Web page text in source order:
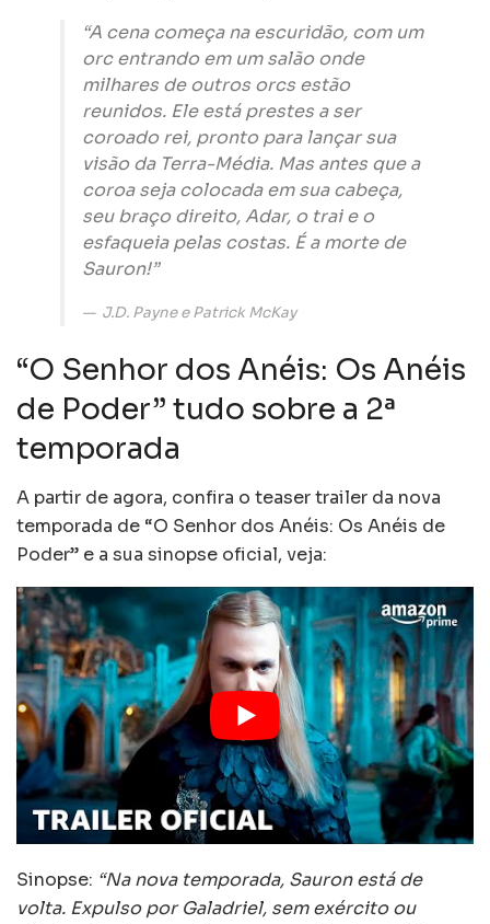
“A cena começa na escuridão, com um
orc entrando em um salão onde
milhares de outros orcs estão
reunidos. Ele está prestes a ser
coroado rei, pronto para lançar sua
visão da Terra-Média. Mas antes que a
coroa seja colocada em sua cabeça,
seu braço direito, Adar, o trai e o
esfaqueia pelas costas. É a morte de
Sauron!”
J.D. Payne e Patrick McKay
“O Senhor dos Anéis: Os Anéis
de Poder” tudo sobre a 2ª
temporada
A partir de agora, confira o teaser trailer da nova
temporada de “O Senhor dos Anéis: Os Anéis de
Poder” e a sua sinopse oficial, veja:
Sinopse: “Na nova temporada, Sauron está de
volta. Expulso por Galadriel, sem exército ou